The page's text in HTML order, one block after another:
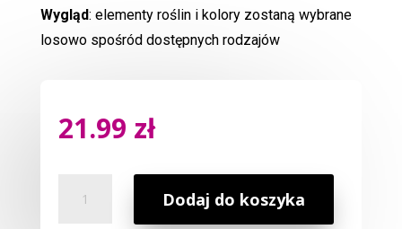
Wygląd: elementy roślin i kolory zostaną wybrane
losowo spośród dostępnych rodzajów
21.99 zł
Dodaj do koszyka